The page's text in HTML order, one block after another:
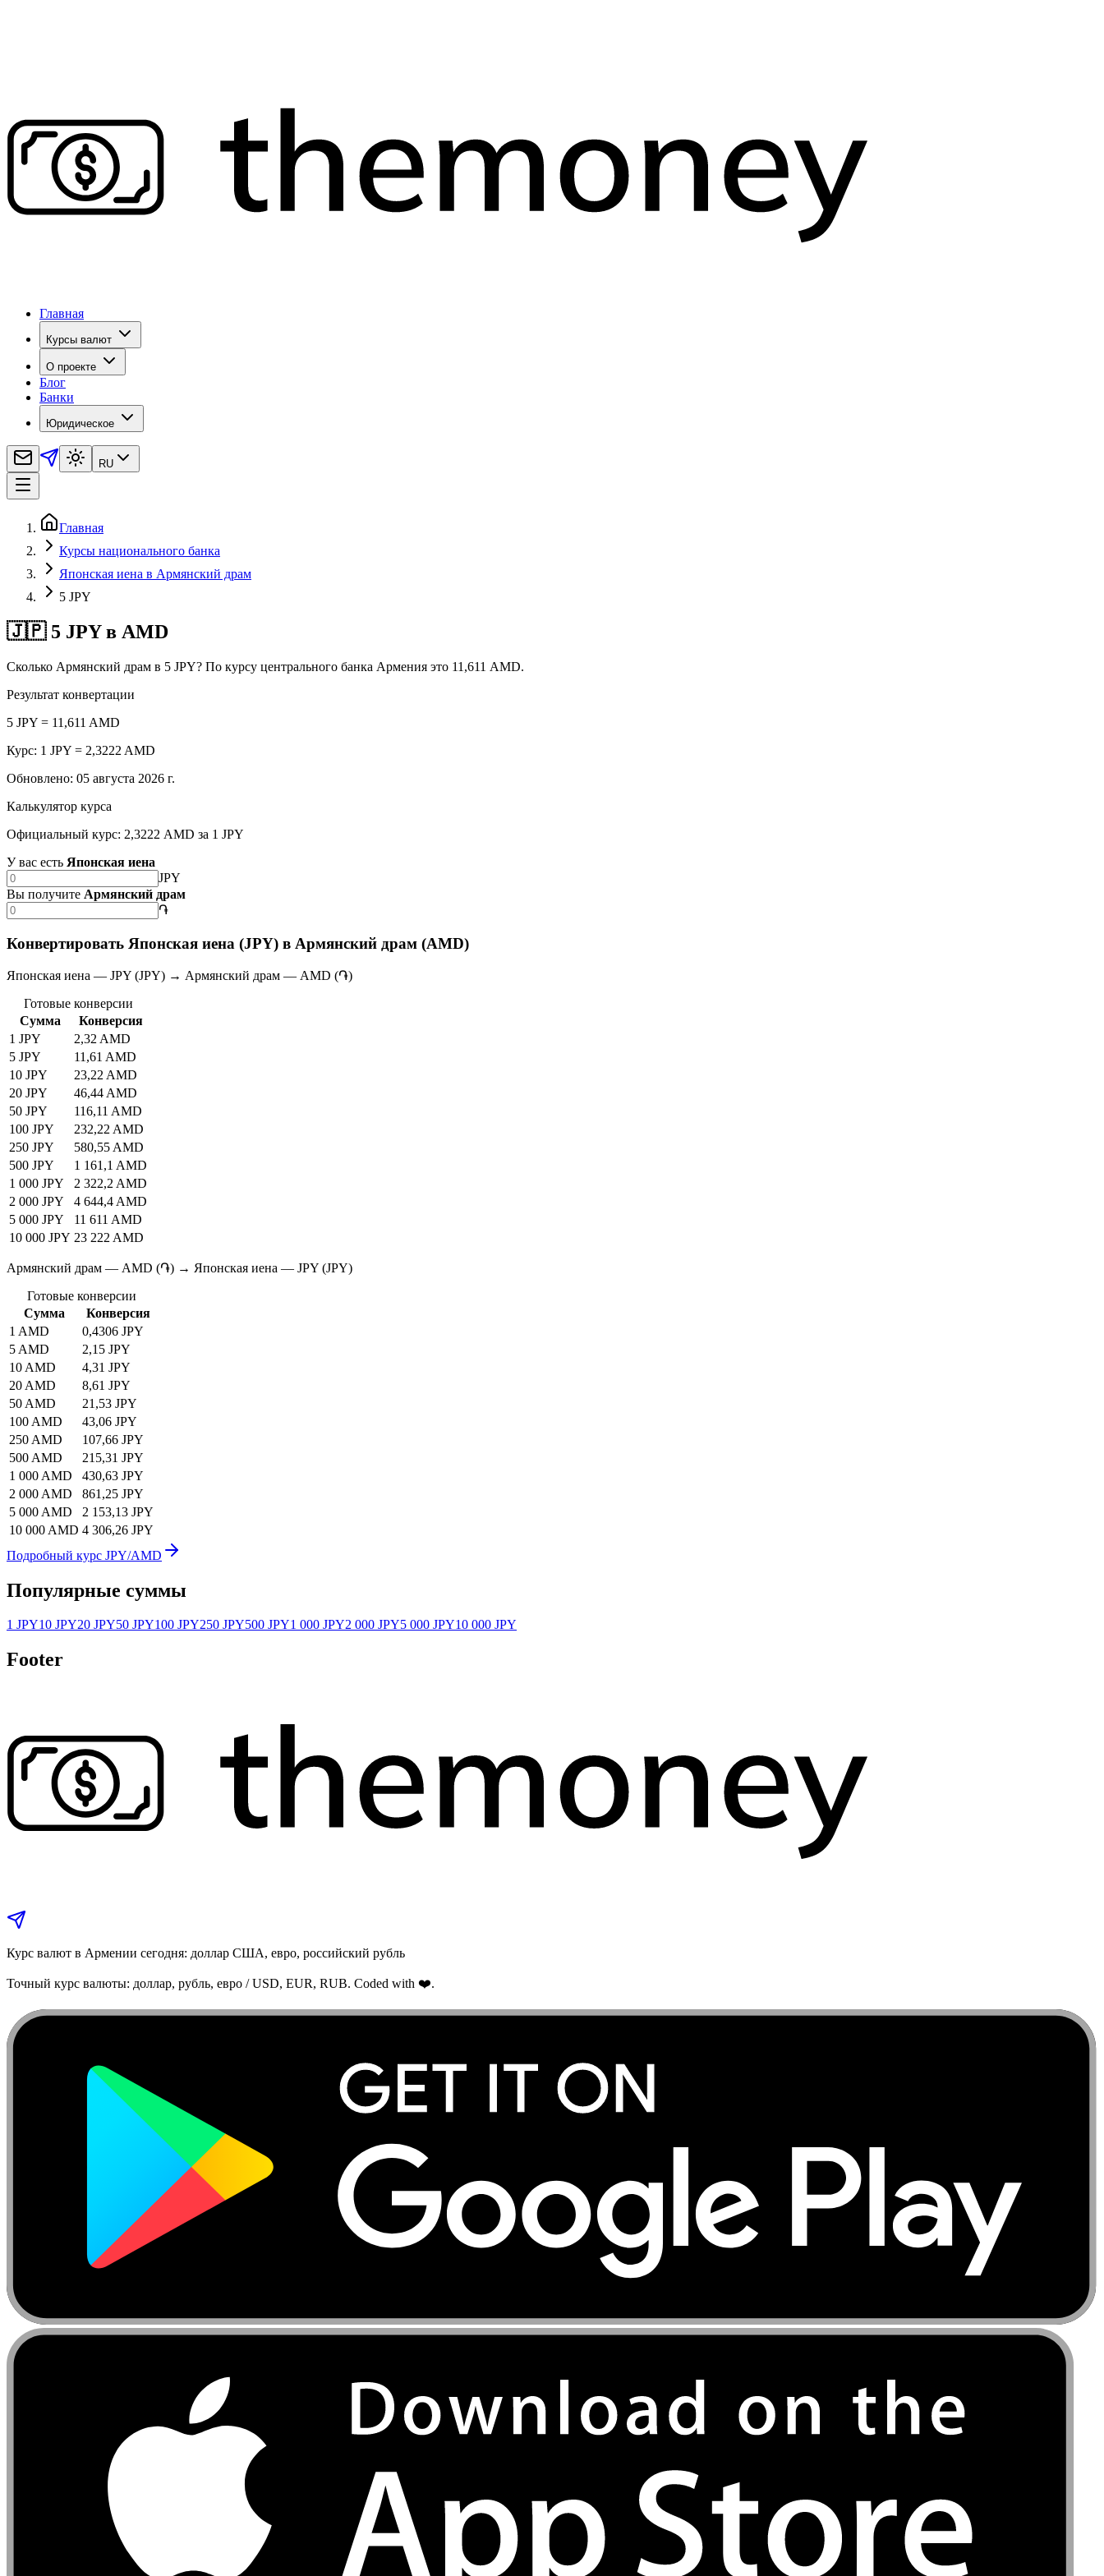
Главная
Курсы валют
О проекте
Блог
Банки
Юридическое
RU
Главная
Курсы национального банка
Японская иена в Армянский драм
5 JPY
🇯🇵 5 JPY в AMD
Сколько Армянский драм в 5 JPY? По курсу центрального банка Армения это 11,611 AMD.
Результат конвертации
5 JPY = 11,611 AMD
Курс: 1 JPY = 2,3222 AMD
Обновлено: 05 августа 2026 г.
Калькулятор курса
Официальный курс: 2,3222 AMD за 1 JPY
У вас есть Японская иена
JPY
Вы получите Армянский драм
֏
Конвертировать Японская иена (JPY) в Армянский драм (AMD)
Японская иена — JPY (JPY) → Армянский драм — AMD (֏)
Готовые конверсии
Сумма
Конверсия
1 JPY
2,32 AMD
5 JPY
11,61 AMD
10 JPY
23,22 AMD
20 JPY
46,44 AMD
50 JPY
116,11 AMD
100 JPY
232,22 AMD
250 JPY
580,55 AMD
500 JPY
1 161,1 AMD
1 000 JPY
2 322,2 AMD
2 000 JPY
4 644,4 AMD
5 000 JPY
11 611 AMD
10 000 JPY 23 222 AMD
Армянский драм — AMD (֏) → Японская иена — JPY (JPY)
Готовые конверсии
Сумма
Конверсия
1 AMD
0,4306 JPY
5 AMD
2,15 JPY
10 AMD
4,31 JPY
20 AMD
8,61 JPY
50 AMD
21,53 JPY
100 AMD
43,06 JPY
250 AMD
107,66 JPY
500 AMD
215,31 JPY
1 000 AMD
430,63 JPY
2 000 AMD
861,25 JPY
5 000 AMD
2 153,13 JPY
10 000 AMD 4 306,26 JPY
Подробный курс JPY/AMD
Популярные суммы
1 JPY10 JPY20 JPY50 JPY100 JPY250 JPY500 JPY1 000 JPY2 000 JPY5 000 JPY10 000 JPY
Footer
Курс валют в Армении сегодня: доллар США, евро, российский рубль
Точный курс валюты: доллар, рубль, евро / USD, EUR, RUB. Coded with ❤️.